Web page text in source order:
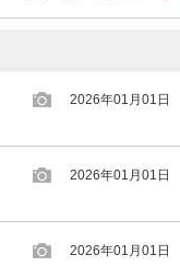
2026年01月01日
2026年01月01日
2026年01月01日